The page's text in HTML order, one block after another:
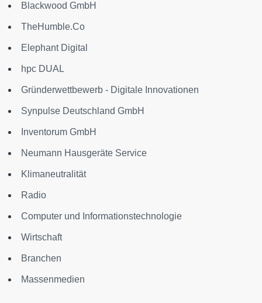
Blackwood GmbH
TheHumble.Co
Elephant Digital
hpc DUAL
Gründerwettbewerb - Digitale Innovationen
Synpulse Deutschland GmbH
Inventorum GmbH
Neumann Hausgeräte Service
Klimaneutralität
Radio
Computer und Informationstechnologie
Wirtschaft
Branchen
Massenmedien